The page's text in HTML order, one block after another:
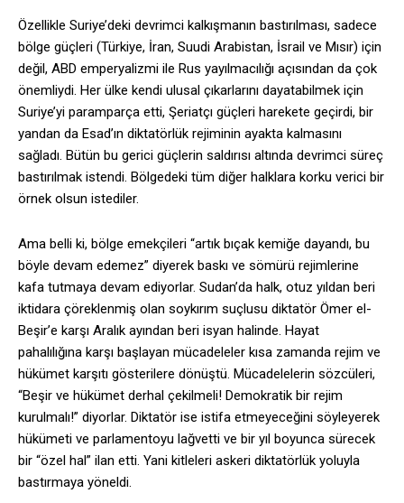
Özellikle Suriye’deki devrimci kalkışmanın bastırılması, sadece
bölge güçleri (Türkiye, İran, Suudi Arabistan, İsrail ve Mısır) için
değil, ABD emperyalizmi ile Rus yayılmacılığı açısından da çok
önemliydi. Her ülke kendi ulusal çıkarlarını dayatabilmek için
Suriye’yi paramparça etti, Şeriatçı güçleri harekete geçirdi, bir
yandan da Esad’ın diktatörlük rejiminin ayakta kalmasını
sağladı. Bütün bu gerici güçlerin saldırısı altında devrimci süreç
bastırılmak istendi. Bölgedeki tüm diğer halklara korku verici bir
örnek olsun istediler.
Ama belli ki, bölge emekçileri “artık bıçak kemiğe dayandı, bu
böyle devam edemez” diyerek baskı ve sömürü rejimlerine
kafa tutmaya devam ediyorlar. Sudan’da halk, otuz yıldan beri
iktidara çöreklenmiş olan soykırım suçlusu diktatör Ömer el-
Beşir’e karşı Aralık ayından beri isyan halinde. Hayat
pahalılığına karşı başlayan mücadeleler kısa zamanda rejim ve
hükümet karşıtı gösterilere dönüştü. Mücadelelerin sözcüleri,
“Beşir ve hükümet derhal çekilmeli! Demokratik bir rejim
kurulmalı!” diyorlar. Diktatör ise istifa etmeyeceğini söyleyerek
hükümeti ve parlamentoyu lağvetti ve bir yıl boyunca sürecek
bir “özel hal” ilan etti. Yani kitleleri askeri diktatörlük yoluyla
bastırmaya yöneldi.